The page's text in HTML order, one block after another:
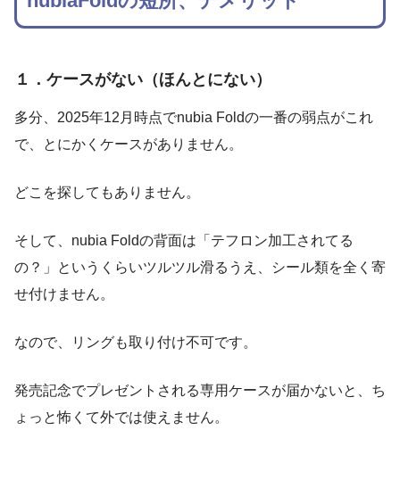
１．ケースがない（ほんとにない）
多分、2025年12月時点でnubia Foldの一番の弱点がこれ
で、とにかくケースがありません。
どこを探してもありません。
そして、nubia Foldの背面は「テフロン加工されてる
の？」というくらいツルツル滑るうえ、シール類を全く寄
せ付けません。
なので、リングも取り付け不可です。
発売記念でプレゼントされる専用ケースが届かないと、ち
ょっと怖くて外では使えません。